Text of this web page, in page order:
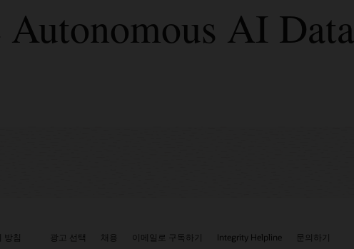
Autonomous AI
방침 광고 선택 채용 이메일로 구독하기 Integrity Helpline 문의하기